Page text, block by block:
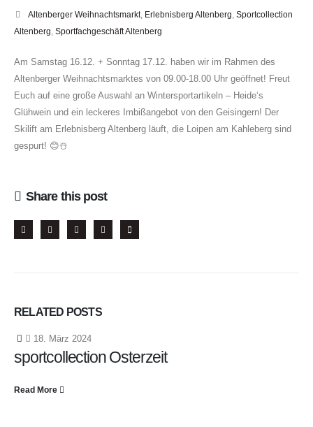
Altenberger Weihnachtsmarkt, Erlebnisberg Altenberg Sportcollection
Altenberg Sportfachgeschäft Altenberg
Am Samstag 16.12. + Sonntag 17.12. haben wir im Rahmen des
Altenberger Weihnachtsmarktes von 09.00-18.00 Uhr geöffnet! Freut
Euch auf eine große Auswahl an Wintersportartikeln – Heide‘s
Glühwein und ein leckeres Imbißangebot von den Geisingern! Der
Skilift am Erlebnisberg Altenberg läuft, die Loipen am Kahleberg sind
gespurt! 😊☃️
Share this post
RELATED POSTS
18. März 2024
sportcollection Osterzeit
Read More